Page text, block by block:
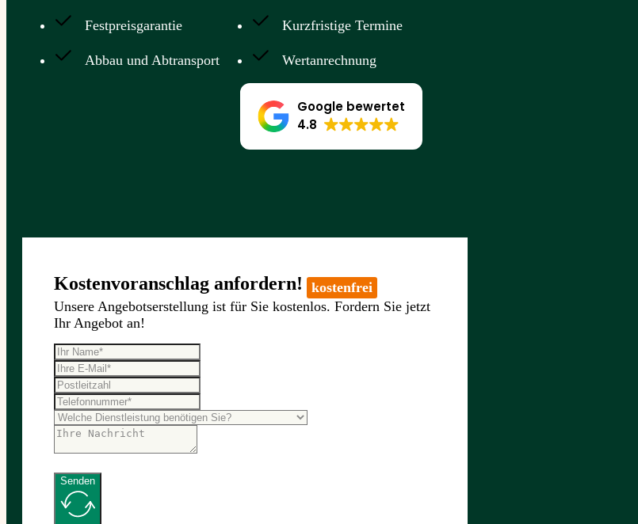
Festpreisgarantie
Abbau und Abtransport
Kurzfristige Termine
Wertanrechnung
Google bewertet
4.8
Kostenvoranschlag anfordern!
kostenfrei
Unsere Angebotserstellung ist für Sie kostenlos. Fordern Sie jetzt
Ihr Angebot an!
Senden